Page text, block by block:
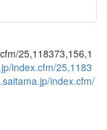
25,118373,156,1
index.cfm/25,1183
index.cfm/